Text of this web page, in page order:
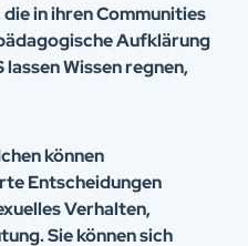
in ihren Communities
Aufklärung
Wissen regnen,
können
Entscheidungen
Verhalten,
Sie können sich